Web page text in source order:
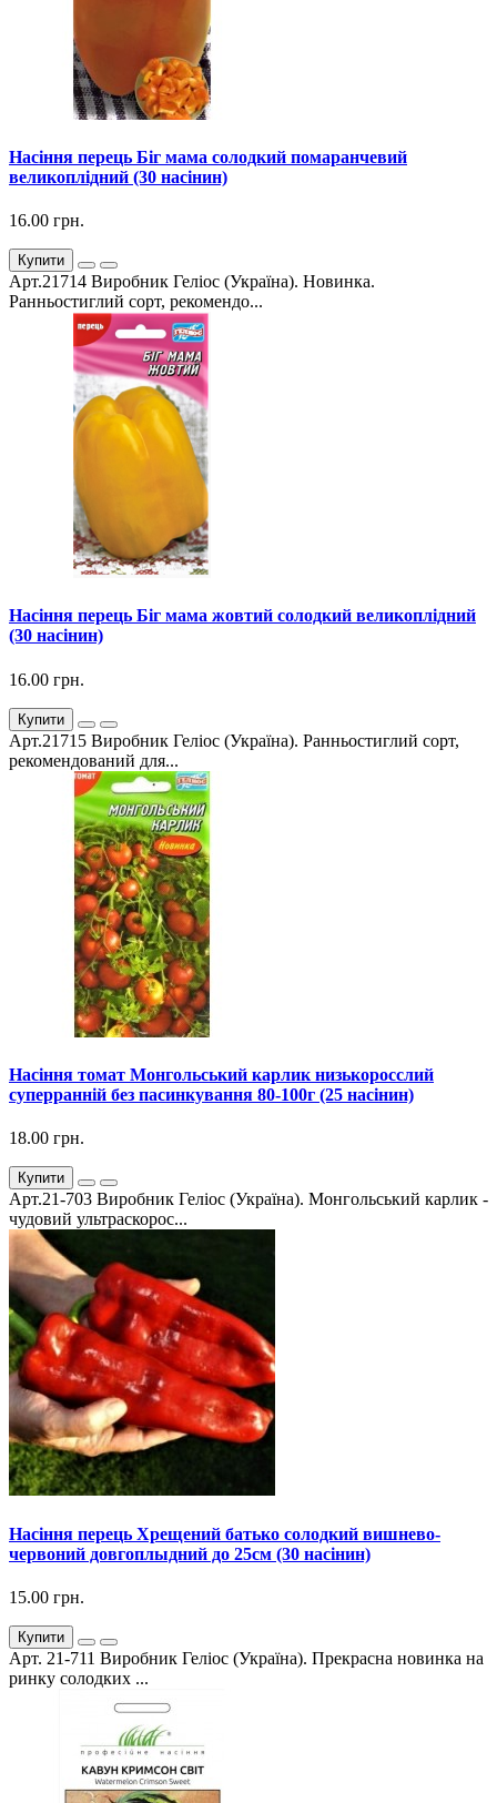
Насіння перець Біг мама солодкий помаранчевий
великоплідний (30 насінин)
16.00 грн.
Купити
Арт.21714 Виробник Геліос (Україна). Новинка.
Ранньостиглий сорт, рекомендо...
Насіння перець Біг мама жовтий солодкий великоплідний
(30 насінин)
16.00 грн.
Купити
Арт.21715 Виробник Геліос (Україна). Ранньостиглий сорт,
рекомендований для...
Насіння томат Монгольський карлик низькоросслий
суперранній без пасинкування 80-100г (25 насінин)
18.00 грн.
Купити
Арт.21-703 Виробник Геліос (Україна). Монгольський карлик -
чудовий ультраскорос...
Насіння перець Хрещений батько солодкий вишнево-
червоний довгоплыдний до 25см (30 насінин)
15.00 грн.
Купити
Арт. 21-711 Виробник Геліос (Україна). Прекрасна новинка на
ринку солодких ...